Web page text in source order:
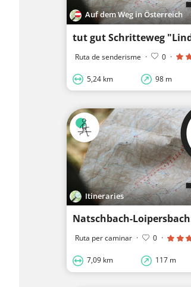
Auf dem Weg in Österreich
tut gut Schritteweg
Ruta de senderisme · 0 ·
5,24 km 98 m
Itineraries
Natschbach-
Ruta per caminar · 0 ·
7,09 km 117 m